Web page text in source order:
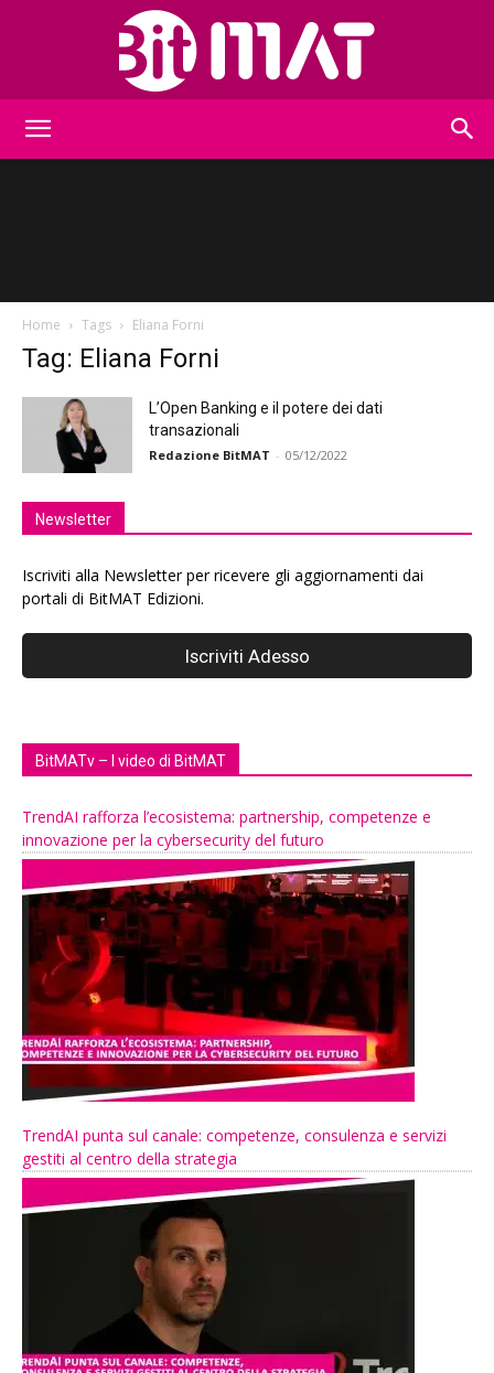
Home Tags Eliana Forni
Tag: Eliana Forni
L’Open Banking e il potere dei dati
transazionali
Redazione BitMAT - 05/12/2022
Newsletter
Iscriviti alla Newsletter per ricevere gli aggiornamenti dai
portali di BitMAT Edizioni.
BitMATv – I video di BitMAT
TrendAI rafforza l’ecosistema: partnership, competenze e
innovazione per la cybersecurity del futuro
TrendAI punta sul canale: competenze, consulenza e servizi
gestiti al centro della strategia